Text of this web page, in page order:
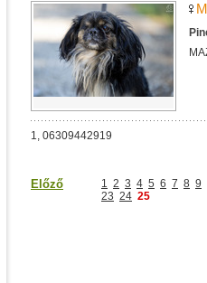
1, 06309442919
Előző 1 2 3 4 5 6 7 8 9
23 24 25